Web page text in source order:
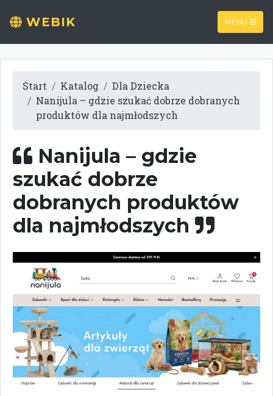
WEBIK MENU
Start Katalog
Dla Dziecka
Nanijula – gdzie szukać dobrze dobranych
produktów dla najmłodszych
Nanijula – gdzie
szukać dobrze
dobranych produktów
dla najmłodszych